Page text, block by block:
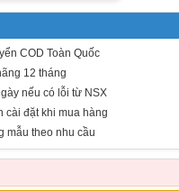
COD Toàn Quốc
12 tháng
nếu có lỗi từ NSX
cài đặt khi mua hàng
mẫu theo nhu cầu